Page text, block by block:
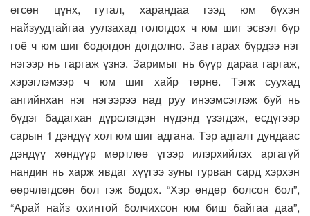
өгсөн цүнх, гутал, харандаа гээд юм бүхэн
найзуудтайгаа уулзахад гологдох ч юм шиг эсвэл бүр
гоё ч юм шиг бодогдон догдолно. Зав гарах бүрдээ нэг
нэгээр нь гаргаж үзнэ. Заримыг нь бүүр дараа гаргаж,
хэрэглэмээр ч юм шиг хайр төрнө. Тэгж суухад
ангийнхан нэг нэгээрээ над руу инээмсэглэж буй нь
бүдэг бадагхан дүрслэгдэн нүдэнд үзэгдэж, есдүгээр
сарын 1 дэндүү хол юм шиг адгана. Тэр адгалт дундаас
дэндүү хөндүүр мөртлөө үгээр илэрхийлэх аргагүй
нандин нь харж явдаг хүүгээ зуны гурван сард хэрхэн
өөрчлөгдсөн бол гэж бодох. “Хэр өндөр болсон бол”,
“Арай найз охинтой болчихсон юм биш байгаа даа”,